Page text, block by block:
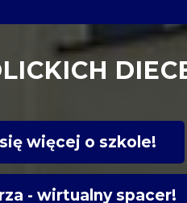
- wirtualny spacer!
więcej o szkole!